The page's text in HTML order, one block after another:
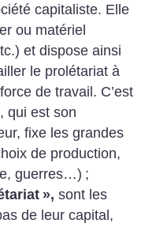
capitaliste. Elle
ou matériel
et dispose ainsi
le prolétariat à
de travail. C’est
qui est son
fixe les grandes
de production,
guerres…) ;
», sont les
de leur capital,